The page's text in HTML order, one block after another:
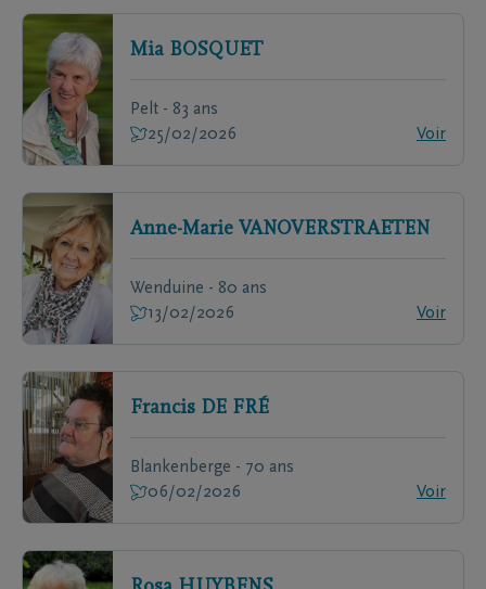
Mia BOSQUET
Pelt - 83 ans
25/02/2026
Voir
Anne-Marie VANOVERSTRAETEN
Wenduine - 80 ans
13/02/2026
Voir
Francis DE FRÉ
Blankenberge - 70 ans
06/02/2026
Voir